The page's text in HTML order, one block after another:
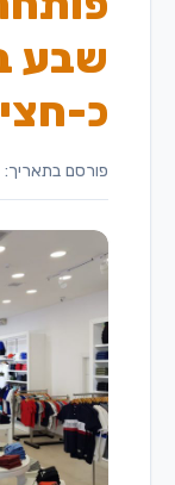
שבע
כ-
פורסם בתאריך: 18 בספטמבר 2019